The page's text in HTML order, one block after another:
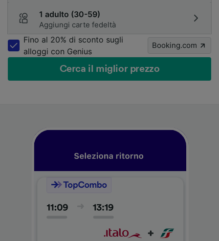
1 adulto (30-59)
Aggiungi carte fedeltà
Fino al 20% di sconto sugli
alloggi con Genius
Booking.com
Cerca il miglior prezzo